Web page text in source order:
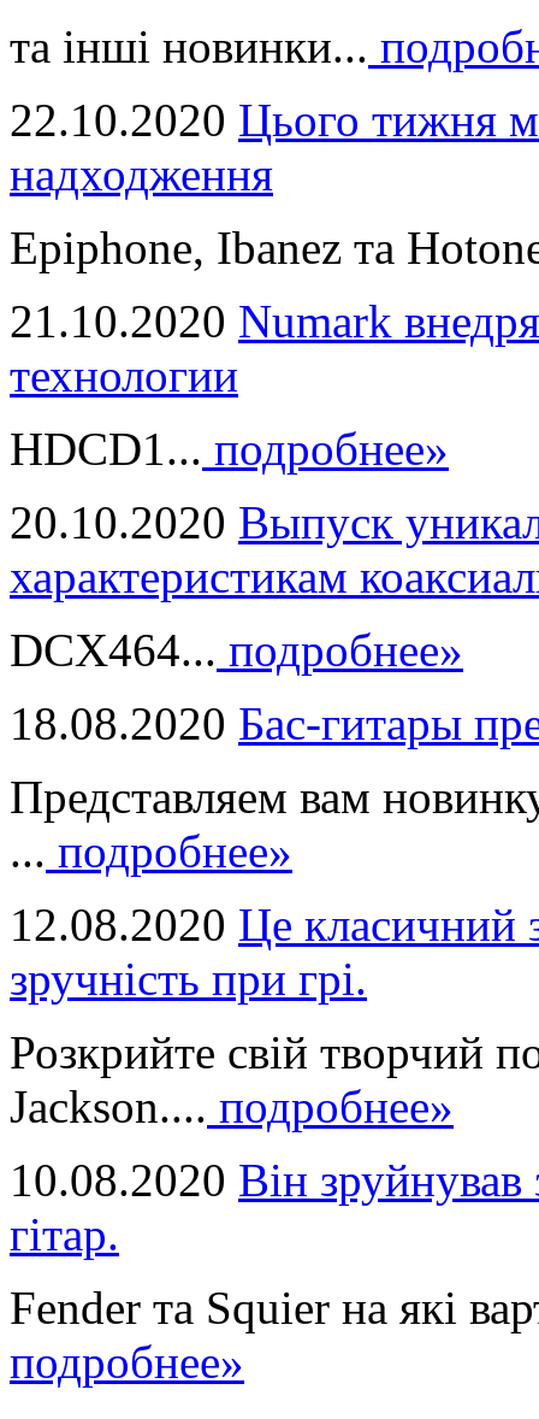
та інші новинки...
22.10.2020 Цього тижня
надходження
Epiphone, Ibanez та
21.10.2020 Numark
технологии
HDCD1... подробнее»
20.10.2020 Выпуск
характеристикам
DCX464... подробнее»
18.08.2020 Бас-гитары
Представляем вам
... подробнее»
12.08.2020 Це класичний
зручність при грі.
Розкрийте свій творчий
Jackson.... подробнее»
10.08.2020 Він
гітар.
Fender та Squier на які
подробнее»